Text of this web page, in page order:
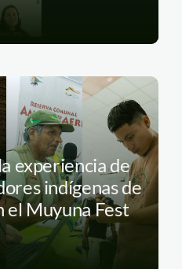
experiencia de
indígenas de
el Muyuna Fest